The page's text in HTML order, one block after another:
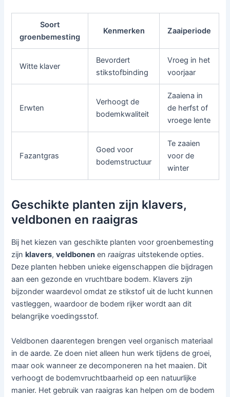
Soort
groenbemesting
Kenmerken Zaaiperiode
Witte klaver
Bevordert
stikstofbinding
Vroeg in het
voorjaar
Erwten
Verhoogt de
bodemkwaliteit
Zaaiena in
de herfst of
vroege lente
Fazantgras
Goed voor
bodemstructuur
Te zaaien
voor de
winter
Geschikte planten zijn klavers,
veldbonen en raaigras
Bij het kiezen van geschikte planten voor groenbemesting
zijnklavers,veldbonen enraaigras uitstekende opties.
Deze planten hebben unieke eigenschappen die bijdragen
aan een gezonde en vruchtbare bodem. Klavers zijn
bijzonder waardevol omdat ze stikstof uit de lucht kunnen
vastleggen, waardoor de bodem rijker wordt aan dit
belangrijke voedingsstof.
Veldbonen daarentegen brengen veel organisch materiaal
in de aarde. Ze doen niet alleen hun werk tijdens de groei,
maar ook wanneer ze decomponeren na het maaien. Dit
verhoogt de bodemvruchtbaarheid op een natuurlijke
manier. Het gebruik van raaigras kan helpen om de bodem